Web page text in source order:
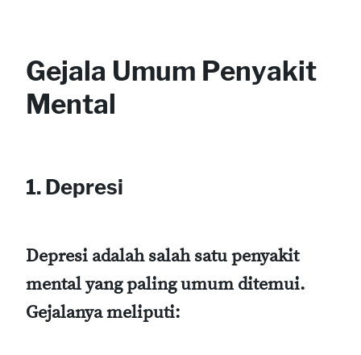
Gejala Umum Penyakit
Mental
1. Depresi
Depresi adalah salah satu penyakit
mental yang paling umum ditemui.
Gejalanya meliputi: